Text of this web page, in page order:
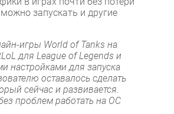
запускать и другие
игры World of Tanks на
для League of Legends и
настройками для запуска
оставалось сделать
сейчас и развивается.
проблем работать на ОС